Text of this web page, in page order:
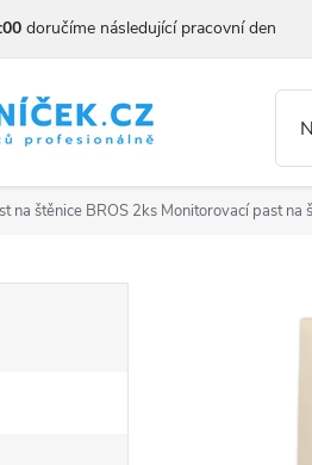
doručíme následující pracovní den
na štěnice BROS 2ks Monitorovací past na